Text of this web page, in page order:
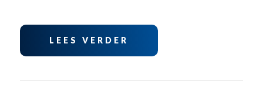
LEES VERDER